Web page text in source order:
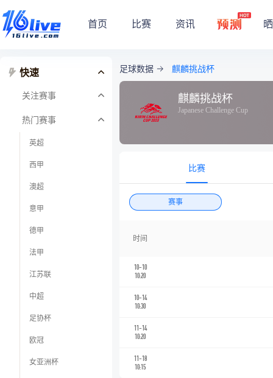
首页 比赛 资讯
快速
关注赛事
热门赛事
英超
西甲
澳超
意甲
德甲
法甲
江苏联
中超
足协杯
欧冠
女亚洲杯
足球数据 麒麟挑战杯
麒麟挑战杯
Japanese Challenge Cup
比赛
赛事
时间
10-10
10:20
10-14
10:30
11-14
10:20
11-18
10:15